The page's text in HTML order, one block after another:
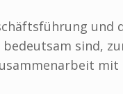
und
sind,